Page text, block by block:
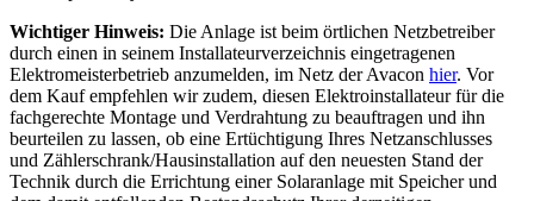
Wichtiger Hinweis: Die Anlage ist beim örtlichen Netzbetreiber
durch einen in seinem Installateurverzeichnis eingetragenen
Elektromeisterbetrieb anzumelden, im Netz der Avacon hier. Vor
dem Kauf empfehlen wir zudem, diesen Elektroinstallateur für die
fachgerechte Montage und Verdrahtung zu beauftragen und ihn
beurteilen zu lassen, ob eine Ertüchtigung Ihres Netzanschlusses
und Zählerschrank/Hausinstallation auf den neuesten Stand der
Technik durch die Errichtung einer Solaranlage mit Speicher und